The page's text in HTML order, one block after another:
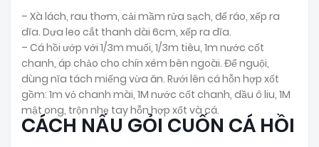
– Xà lách, rau thơm, cải mầm rửa sạch, để ráo, xếp ra
dĩa. Dưa leo cắt thanh dài 6cm, xếp ra dĩa.
– Cá hồi ướp với 1/3m muối, 1/3m tiêu, 1m nước cốt
chanh, áp chảo cho chín xém bên ngoài. Để nguội,
dùng nĩa tách miếng vừa ăn. Rưới lên cá hỗn hợp xốt
gồm: 1m vỏ chanh mài, 1M nước cốt chanh, dầu ô liu, 1M
mật ong, trộn nhẹ tay hỗn hợp xốt và cá.
CÁCH NẤU GỎI CUỐN CÁ HỒI